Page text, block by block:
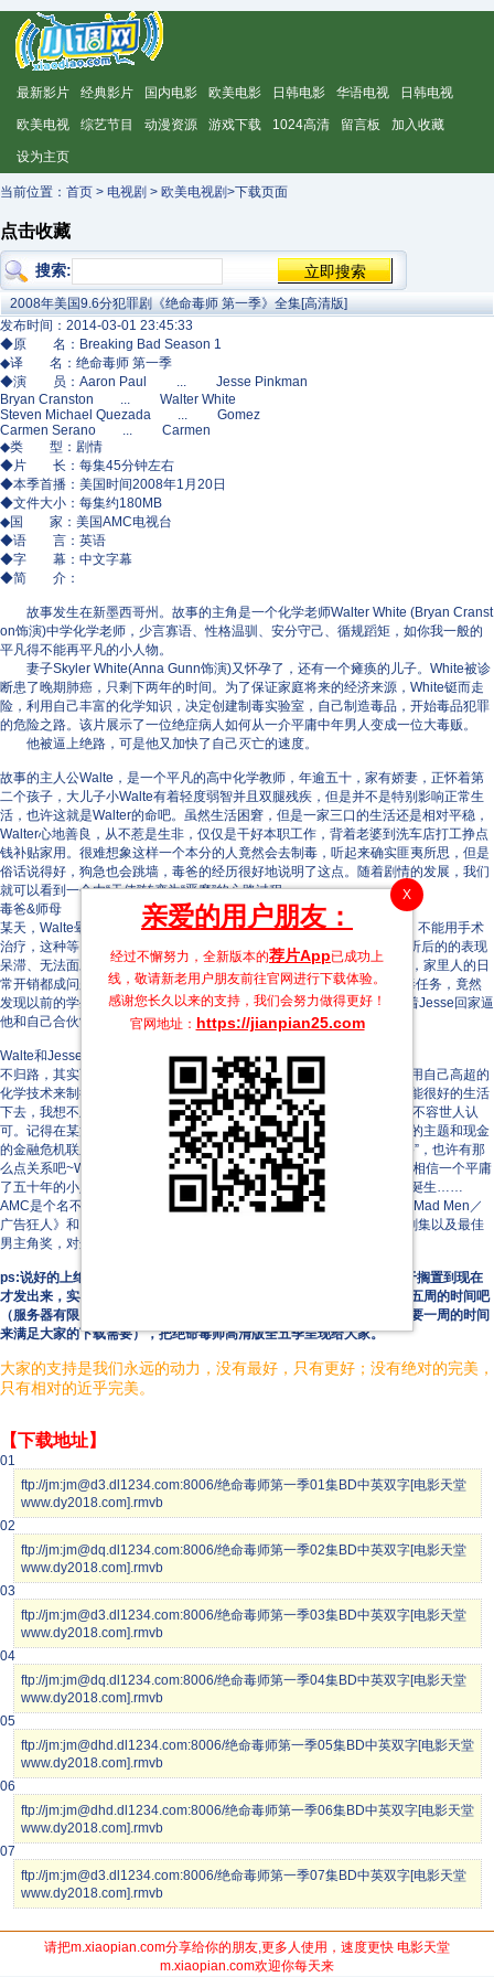
最新影片 经典影片 国内电影 欧美电影 日韩电影 华语电视 日韩电视
欧美电视 综艺节目 动漫资源 游戏下载 1024高清 留言板 加入收藏
设为主页
当前位置： 首页 > 电视剧 > 欧美电视剧>下载页面
点击收藏
搜索:
X
亲爱的用户朋友：
经过不懈努力，全新版本的荐片App已成功上
线，敬请新老用户朋友前往官网进行下载体验。
感谢您长久以来的支持，我们会努力做得更好！
官网地址： https://jianpian25.com
2008年美国9.6分犯罪剧《绝命毒师 第一季》全集[高清版]
发布时间：2014-03-01 23:45:33
◆原 名：Breaking Bad Season 1
◆译 名：绝命毒师 第一季
◆演 员：Aaron Paul ... Jesse Pinkman
Bryan Cranston ... Walter White
Steven Michael Quezada ... Gomez
Carmen Serano ... Carmen
◆类 型：剧情
◆片 长：每集45分钟左右
◆本季首播：美国时间2008年1月20日
◆文件大小：每集约180MB
◆国 家：美国AMC电视台
◆语 言：英语
◆字 幕：中文字幕
◆简 介：
故事发生在新墨西哥州。故事的主角是一个化学老师Walter White (Bryan Cranst
on饰演)中学化学老师，少言寡语、性格温驯、安分守己、循规蹈矩，如你我一般的
平凡得不能再平凡的小人物。
妻子Skyler White(Anna Gunn饰演)又怀孕了，还有一个瘫痪的儿子。White被诊
断患了晚期肺癌，只剩下两年的时间。为了保证家庭将来的经济来源，White铤而走
险，利用自己丰富的化学知识，决定创建制毒实验室，自己制造毒品，开始毒品犯罪
的危险之路。该片展示了一位绝症病人如何从一介平庸中年男人变成一位大毒贩。
他被逼上绝路，可是他又加快了自己灭亡的速度。
故事的主人公Walte，是一个平凡的高中化学教师，年逾五十，家有娇妻，正怀着第
二个孩子，大儿子小Walte有着轻度弱智并且双腿残疾，但是并不是特别影响正常生
活，也许这就是Walter的命吧。虽然生活困窘，但是一家三口的生活还是相对平稳，
Walter心地善良，从不惹是生非，仅仅是干好本职工作，背着老婆到洗车店打工挣点
钱补贴家用。很难想象这样一个本分的人竟然会去制毒，听起来确实匪夷所思，但是
俗话说得好，狗急也会跳墙，毒爸的经历很好地说明了这点。随着剧情的发展，我们
就可以看到一个由“天使”转变为“恶魔”的心路过程……
毒爸&师母
某天，Walte晕倒在了洗车店，从此他的生活被彻彻底底改变了，肺癌，不能用手术
治疗，这种等同于死亡通告的诊断结果落到谁头上谁都不好受，Walte 听后的的表现
呆滞、无法面对现实，要知道他可是家里的顶梁柱啊，没有他拼命赚钱，家里人的日
常开销都成问题……一个偶然的机会，他跟随连襟Hank一起去执行缉毒任务，竟然
发现以前的学生Jesse是其中一个毒贩，他暗暗记下了车牌，并且跟随着Jesse回家逼
他和自己合伙制毒，于是一代毒王的传奇就开始了……
Walte和Jesse：
不归路，其实两条路都是不归路，不制毒是死，制毒也是死，还不如利用自己高超的
化学技术来制得高纯度冰毒来获取收益，让自己的家人即使没有自己也能很好的生活
下去，我想不止是毒爸是这样想的吧，和很多59现象都差不多，但是却不容世人认
可。记得在某篇评论中看到过，这部剧受到美国人的追捧是因为这部剧的主题和现金
的金融危机联系起来了，“肺癌就像金融危机，金融危机迫使他走上绝路”，也许有那
么点关系吧~Walte的人生从此不平凡起来了，走向灭亡走向沉沦，很难相信一个平庸
了五十年的小人物会有如此大的爆发力，一夜之间，新一代的毒王就此诞生……
AMC是个名不见经传的小台，但是近期的两部剧集让其赚足了眼球，《Mad Men／
广告狂人》和《Breaking Bad/绝命毒师》分别荣获第60届艾美奖最佳剧集以及最佳
男主角奖，对这么个小台真是太难能可贵了。
ps:说好的上绝命毒师第一季到第五季高清版本的，因为某些原因以至于搁置到现在
才发出来，实在抱歉；让大家久等了！近期我们会一周发布一季，共用五周的时间吧
（服务器有限，本下载人数过多，而且最近迅雷不是怎么给力，所以需要一周的时间
来满足大家的下载需要），把绝命毒师高清版全五季呈现给大家。
大家的支持是我们永远的动力，没有最好，只有更好；没有绝对的完美，
只有相对的近乎完美。
【下载地址】
01
ftp://jm:jm@d3.dl1234.com:8006/绝命毒师第一季01集BD中英双字[电影天堂
www.dy2018.com].rmvb
02
ftp://jm:jm@dq.dl1234.com:8006/绝命毒师第一季02集BD中英双字[电影天堂
www.dy2018.com].rmvb
03
ftp://jm:jm@d3.dl1234.com:8006/绝命毒师第一季03集BD中英双字[电影天堂
www.dy2018.com].rmvb
04
ftp://jm:jm@dq.dl1234.com:8006/绝命毒师第一季04集BD中英双字[电影天堂
www.dy2018.com].rmvb
05
ftp://jm:jm@dhd.dl1234.com:8006/绝命毒师第一季05集BD中英双字[电影天堂
www.dy2018.com].rmvb
06
ftp://jm:jm@dhd.dl1234.com:8006/绝命毒师第一季06集BD中英双字[电影天堂
www.dy2018.com].rmvb
07
ftp://jm:jm@d3.dl1234.com:8006/绝命毒师第一季07集BD中英双字[电影天堂
www.dy2018.com].rmvb
请把m.xiaopian.com分享给你的朋友,更多人使用，速度更快 电影天堂
m.xiaopian.com欢迎你每天来